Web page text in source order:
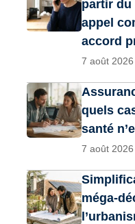
partir du
appel
accord
7 août
quels
santé
7 août
méga-